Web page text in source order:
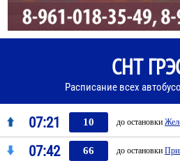
СНТ
Расписание всех
07:21 10 до остановки
07:42 66 до остановки